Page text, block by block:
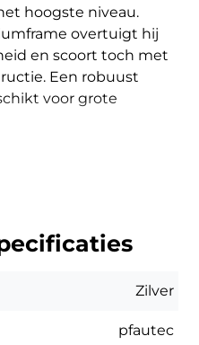
hoogste niveau.
overtuigt hij
en scoort toch met
Een robuust
voor grote
Zilver
pfautec